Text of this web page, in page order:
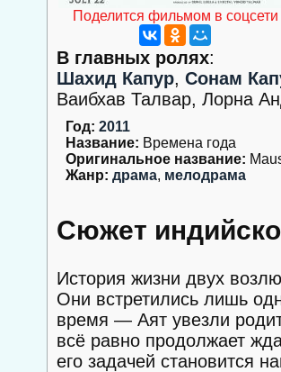
Поделится фильмом в соцсети
В главных ролях:
Шахид Капур, Сонам
Ваибхав Талвар, Лорна
Год: 2011
Название: Времена года
Оригинальное название:
Жанр: драма, мелодрама
Сюжет
История жизни двух
Они встретились лишь
время — Аят увезли
всё равно продолжает
его задачей становится